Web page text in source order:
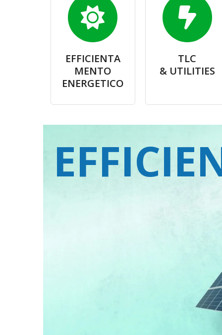
EFFICIENTA
MENTO
ENERGETICO
TLC
& UTILITIES